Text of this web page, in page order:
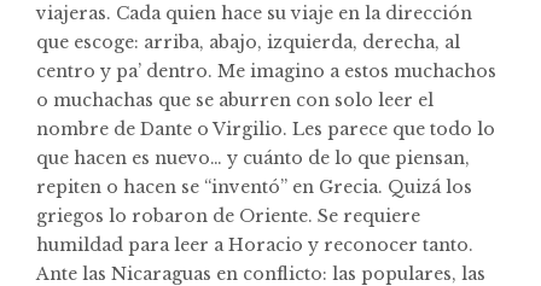
viajeras. Cada quien hace su viaje en la dirección
que escoge: arriba, abajo, izquierda, derecha, al
centro y pa’ dentro. Me imagino a estos muchachos
o muchachas que se aburren con solo leer el
nombre de Dante o Virgilio. Les parece que todo lo
que hacen es nuevo… y cuánto de lo que piensan,
repiten o hacen se “inventó” en Grecia. Quizá los
griegos lo robaron de Oriente. Se requiere
humildad para leer a Horacio y reconocer tanto.
Ante las Nicaraguas en conflicto: las populares, las